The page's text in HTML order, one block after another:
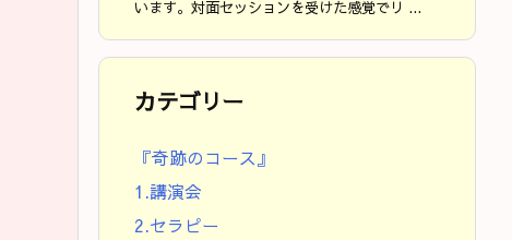
います。対面セッションを受けた感覚でリ ...
カテゴリー
『奇跡のコース』
1.講演会
2.セラピー